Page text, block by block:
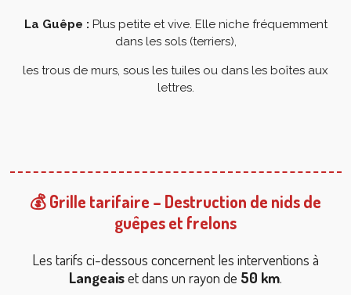
La Guêpe : Plus petite et vive. Elle niche fréquemment
dans les sols (terriers),
les trous de murs, sous les tuiles ou dans les boîtes aux
lettres.
💰 Grille tarifaire – Destruction de nids de
guêpes et frelons
Les tarifs ci-dessous concernent les interventions à
Langeaiset dans un rayon de 50 km.